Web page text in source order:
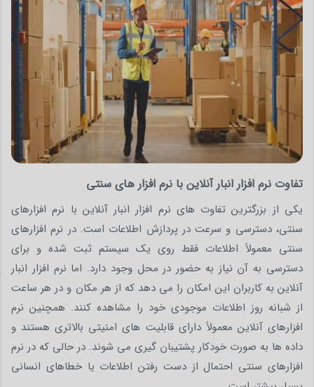
تفاوت نرم افزار انبار آنلاین با نرم‌ افزار های سنتی
یکی از بزرگترین تفاوت های نرم افزار انبار آنلاین با نرم افزارهای
سنتی، دسترسی و سرعت در پردازش اطلاعات است. در نرم افزارهای
سنتی معمولاً اطلاعات فقط روی یک سیستم ثبت شده و برای
دسترسی به آن نیاز به حضور در محل وجود دارد. اما نرم افزار انبار
آنلاین به کاربران این امکان را می دهد که از هر مکان و در هر ساعت
از شبانه روز اطلاعات موجودی خود را مشاهده کنند. همچنین نرم
افزارهای آنلاین معمولاً دارای قابلیت های امنیتی بالاتری هستند و
داده ها به صورت خودکار پشتیبان گیری می شوند. در حالی که در نرم
افزارهای سنتی احتمال از دست رفتن اطلاعات یا خطاهای انسانی